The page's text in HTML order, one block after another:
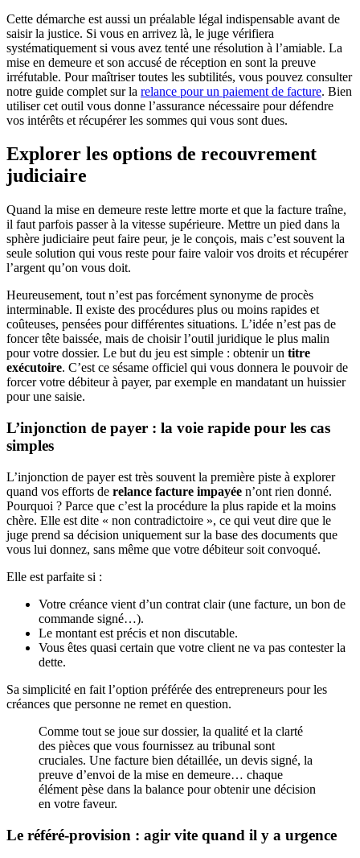
Cette démarche est aussi un préalable légal indispensable avant de
saisir la justice. Si vous en arrivez là, le juge vérifiera
systématiquement si vous avez tenté une résolution à l’amiable. La
mise en demeure et son accusé de réception en sont la preuve
irréfutable. Pour maîtriser toutes les subtilités, vous pouvez consulter
notre guide complet sur la relance pour un paiement de facture. Bien
utiliser cet outil vous donne l’assurance nécessaire pour défendre
vos intérêts et récupérer les sommes qui vous sont dues.
Explorer les options de recouvrement
judiciaire
Quand la mise en demeure reste lettre morte et que la facture traîne,
il faut parfois passer à la vitesse supérieure. Mettre un pied dans la
sphère judiciaire peut faire peur, je le conçois, mais c’est souvent la
seule solution qui vous reste pour faire valoir vos droits et récupérer
l’argent qu’on vous doit.
Heureusement, tout n’est pas forcément synonyme de procès
interminable. Il existe des procédures plus ou moins rapides et
coûteuses, pensées pour différentes situations. L’idée n’est pas de
foncer tête baissée, mais de choisir l’outil juridique le plus malin
pour votre dossier. Le but du jeu est simple : obtenir un titre
exécutoire. C’est ce sésame officiel qui vous donnera le pouvoir de
forcer votre débiteur à payer, par exemple en mandatant un huissier
pour une saisie.
L’injonction de payer : la voie rapide pour les cas
simples
L’injonction de payer est très souvent la première piste à explorer
quand vos efforts de relance facture impayée n’ont rien donné.
Pourquoi ? Parce que c’est la procédure la plus rapide et la moins
chère. Elle est dite « non contradictoire », ce qui veut dire que le
juge prend sa décision uniquement sur la base des documents que
vous lui donnez, sans même que votre débiteur soit convoqué.
Elle est parfaite si :
Votre créance vient d’un contrat clair (une facture, un bon de
commande signé…).
Le montant est précis et non discutable.
Vous êtes quasi certain que votre client ne va pas contester la
dette.
Sa simplicité en fait l’option préférée des entrepreneurs pour les
créances que personne ne remet en question.
Comme tout se joue sur dossier, la qualité et la clarté
des pièces que vous fournissez au tribunal sont
cruciales. Une facture bien détaillée, un devis signé, la
preuve d’envoi de la mise en demeure… chaque
élément pèse dans la balance pour obtenir une décision
en votre faveur.
Le référé-provision : agir vite quand il y a urgence